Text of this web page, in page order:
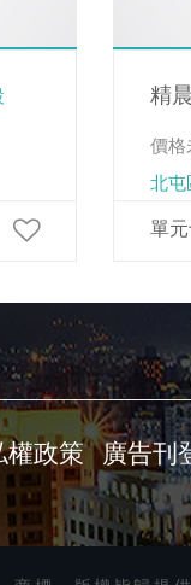
精
價
北屯
單
權政策 廣告刊